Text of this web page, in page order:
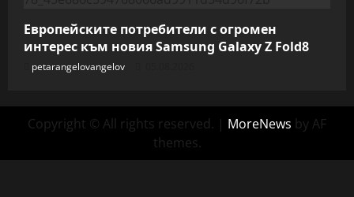
Европейските потребители с огромен
интерес към новия Samsung Galaxy Z Fold8
petarangelovangelov
Copyright © All rights reserved. | MoreNews by AF
themes.